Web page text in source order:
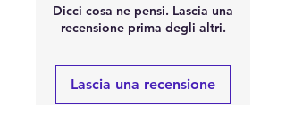
Dicci cosa ne pensi. Lascia una
recensione prima degli altri.
Lascia una recensione